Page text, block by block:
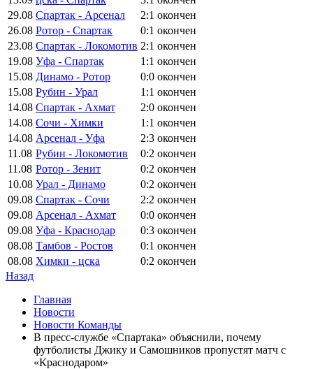
29.08 Спартак - Арсенал 2:1 окончен
26.08 Ротор - Спартак 0:1 окончен
23.08 Спартак - Локомотив 2:1 окончен
19.08 Уфа - Спартак 1:1 окончен
15.08 Динамо - Ротор 0:0 окончен
15.08 Рубин - Урал 1:1 окончен
14.08 Спартак - Ахмат 2:0 окончен
14.08 Сочи - Химки 1:1 окончен
14.08 Арсенал - Уфа 2:3 окончен
11.08 Рубин - Локомотив 0:2 окончен
11.08 Ротор - Зенит 0:2 окончен
10.08 Урал - Динамо 0:2 окончен
09.08 Спартак - Сочи 2:2 окончен
09.08 Арсенал - Ахмат 0:0 окончен
09.08 Уфа - Краснодар 0:3 окончен
08.08 Тамбов - Ростов 0:1 окончен
08.08 Химки - цска 0:2 окончен
Назад
Главная
Новости
Новости Команды
В пресс‑службе «Спартака» объяснили, почему
футболисты Джику и Самошников пропустят матч с
«Краснодаром»